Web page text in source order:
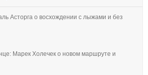
Асторга о восхождении с лыжами и без
Марек Холечек о новом маршруте и